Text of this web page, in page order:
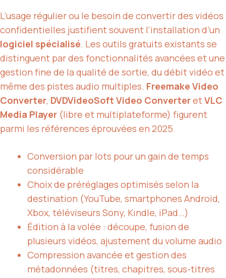
L’usage régulier ou le besoin de convertir des vidéos
confidentielles justifient souvent l’installation d’un
logiciel spécialisé. Les outils gratuits existants se
distinguent par des fonctionnalités avancées et une
gestion fine de la qualité de sortie, du débit vidéo et
même des pistes audio multiples. Freemake Video
Converter, DVDVideoSoft Video ConverteretVLC
Media Player (libre et multiplateforme) figurent
parmi les références éprouvées en 2025.
Conversion par lots pour un gain de temps
considérable
Choix de préréglages optimisés selon la
destination (YouTube, smartphones Android,
Xbox, téléviseurs Sony, Kindle, iPad…)
Édition à la volée : découpe, fusion de
plusieurs vidéos, ajustement du volume audio
Compression avancée et gestion des
métadonnées (titres, chapitres, sous-titres